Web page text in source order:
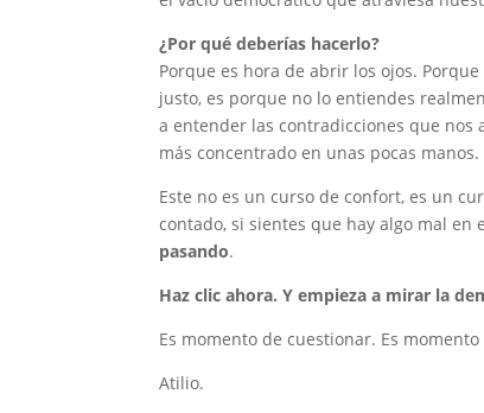
¿Por qué deberías hacerlo?
Porque es hora de abrir los ojos.
justo, es porque no lo entiendes
a entender las contradicciones que
más concentrado en unas pocas manos.
Este no es un curso de confort, es un
contado, si sientes que hay algo mal en
pasando.
Haz clic ahora. Y empieza a mirar la
Es momento de cuestionar. Es
Atilio.